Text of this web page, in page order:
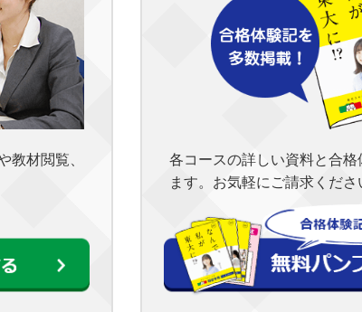
材閲覧、
各コースの詳しい資料と合
ます。お気軽にご請求くださ